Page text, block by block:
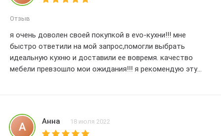
Отзыв
я очень доволен своей покупкой в evo-кухни!!! мне
быстро ответили на мой запрос,помогли выбрать
идеальную кухню и доставили ее вовремя. качество
мебели превзошло мои ожидания!!! я рекомендую эту
А Анна 18 июля 2022